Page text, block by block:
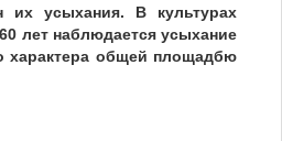
их усыхания. В культурах
лет наблюдается усыхание
характера общей площадбю